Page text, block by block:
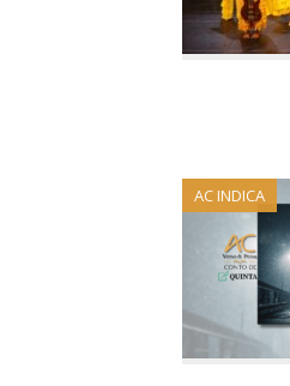
AC INDICA